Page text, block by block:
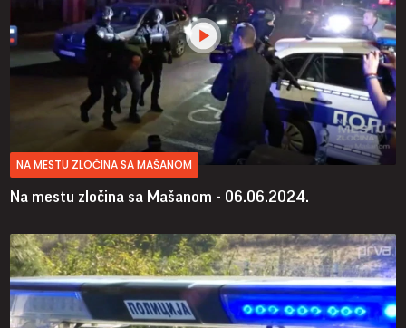
NA MESTU ZLOČINA SA MAŠANOM
Na mestu zločina sa Mašanom - 06.06.2024.